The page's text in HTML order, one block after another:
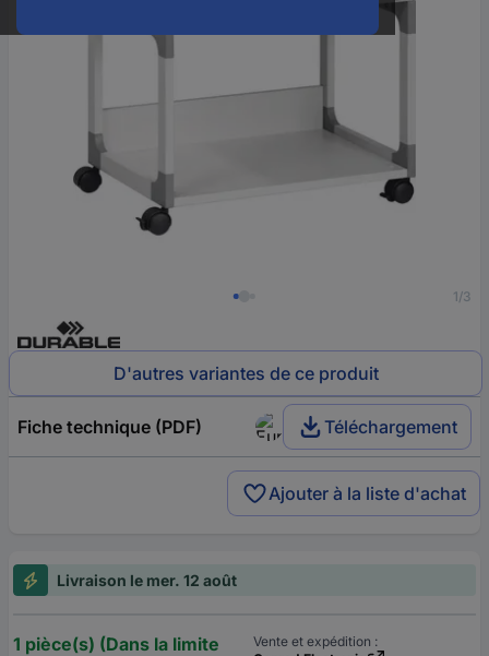
1/3
D'autres variantes de ce produit
Fiche technique (PDF) Téléchargement
Ajouter à la liste d'achat
Livraison le mer. 12 août
1 pièce(s) (Dans la limite
Vente et expédition :